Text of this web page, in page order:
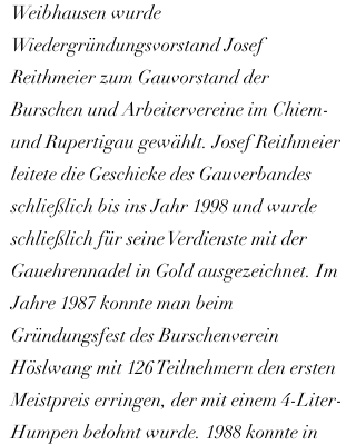
Weibhausen wurde
Wiedergründungsvorstand Josef
Reithmeier zum Gauvorstand der
Burschen und Arbeitervereine im Chiem-
und Rupertigau gewählt. Josef Reithmeier
leitete die Geschicke des Gauverbandes
schließlich bis ins Jahr 1998 und wurde
schließlich für seine Verdienste mit der
Gauehrennadel in Gold ausgezeichnet. Im
Jahre 1987 konnte man beim
Gründungsfest des Burschenverein
Höslwang mit 126 Teilnehmern den ersten
Meistpreis erringen, der mit einem 4-Liter-
Humpen belohnt wurde. 1988 konnte in